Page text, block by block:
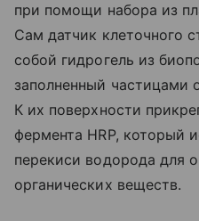
при помощи набора из
Сам датчик клеточного
собой гидрогель из
заполненный частицами
К их поверхности
фермента HRP, который
перекиси водорода для
органических веществ.